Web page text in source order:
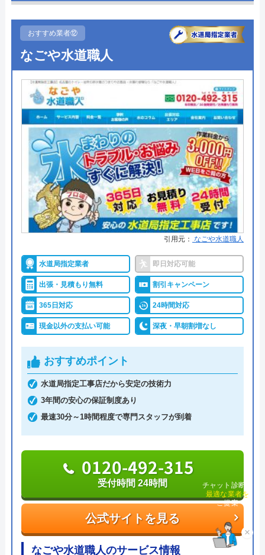
Googleクチコミを見る
24時間
●定休日
●出張見積もり 出張・見積無料
●支払い方法
現金・銀行振込・クレジットカー
ド・コンビニ払い
●累計実績 ―
●保証・保険 PL保険加入
詳細は公式HPでご確認ください
街角水道工事相談所がおすすめの理由
街角水道工事相談所は全国に対応しているトイレ修
理業者です。給水装置工事主任技術者の資格を保有
したスタッフが最短30分で駆けつけてくれ、しっか
りと修理を行なってくれます。
明瞭会計であるため、工事前の見積もり金額から増
えることはありません。ちなみに簡単な水漏れ等は
5,800円～から対応してくれます。
ード・コンビニ決済から選べるため緊急トラブル時
でも安心です。
出張費・見積もり料も無料で、24時間電話で相談を
受け付けているので、気軽に見積依頼をしてみては
公式サイトを見る
0120-776-044
受付時間 24時間
街角水道工事相談所の基本情報
おすすめ業者⑫
なごや水道職人
引用元： なごや水道職人
水道局指定業者 即日対応可能
出張・見積もり無料 割引キャンペーン
365日対応 24時間対応
現金以外の支払い可能 深夜・早朝割増なし
おすすめポイント
水道局指定工事店だから安定の技術力
3年間の安心の保証制度あり
最速30分～1時間程度で専門スタッフが到着
公式サイトを見る
0120-492-315
受付時間 24時間
なごや水道職人のサービス情報
×
チャット診断で
最適な業者を
ご提案